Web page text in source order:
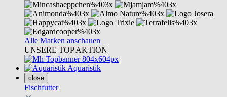
Alle Marken anschauen
UNSERE TOP AKTION
Aquaristik
close
Fischfutter